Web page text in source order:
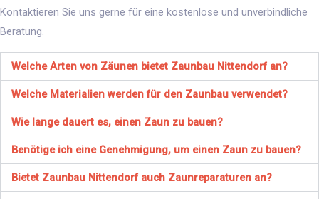
Kontaktieren Sie uns gerne für eine kostenlose und unverbindliche
Beratung.
Welche Arten von Zäunen bietet Zaunbau Nittendorf an?
Welche Materialien werden für den Zaunbau verwendet?
Wie lange dauert es, einen Zaun zu bauen?
Benötige ich eine Genehmigung, um einen Zaun zu bauen?
Bietet Zaunbau Nittendorf auch Zaunreparaturen an?